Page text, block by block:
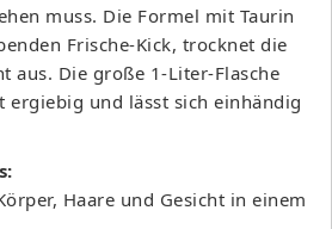
muss. Die Formel mit Taurin
Frische-Kick, trocknet die
aus. Die große 1-Liter-Flasche
ergiebig und lässt sich einhändig
Haare und Gesicht in einem